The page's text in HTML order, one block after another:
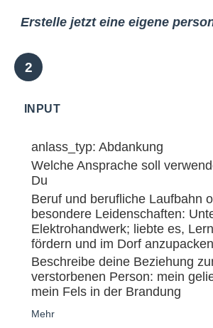
Erstelle jetzt eine eigene
INPUT
anlass_typ: Abdankung
Welche Ansprache soll
Du
Beruf und berufliche Laufbahn
besondere Leidenschaften:
Elektrohandwerk; liebte es,
fördern und im Dorf anzupacken
Beschreibe deine Beziehung
verstorbenen Person: mein
mein Fels in der Brandung
Mehr